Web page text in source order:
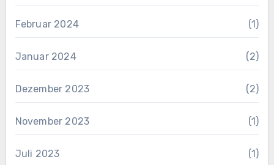
Februar 2024 (1)
Januar 2024 (2)
Dezember 2023 (2)
November 2023 (1)
Juli 2023 (1)